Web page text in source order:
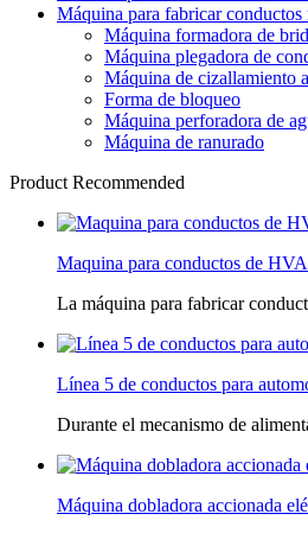
Máquina para fabricar conductos
Máquina formadora de
Máquina plegadora de
Máquina de cizallamiento
Forma de bloqueo
Máquina perforadora de
Máquina de ranurado
Product Recommended
Maquina para conductos de
La máquina para fabricar
Línea 5 de conductos para
Durante el mecanismo de
Máquina dobladora accionada